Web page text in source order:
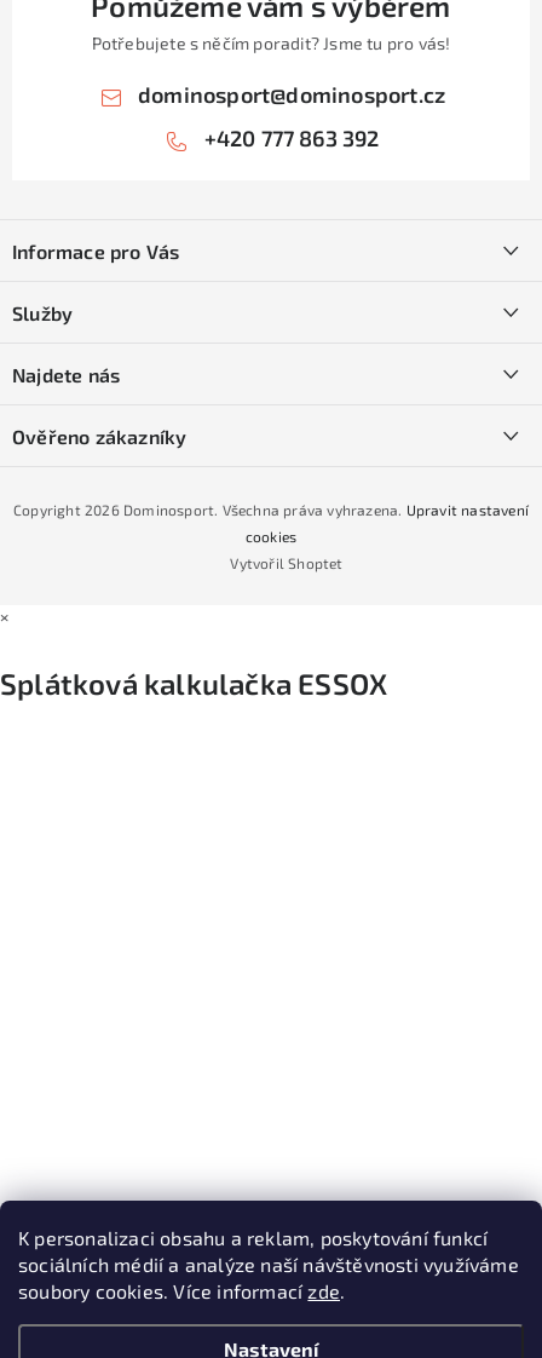
K personalizaci obsahu a reklam, poskytování funkcí
sociálních médií a analýze naší návštěvnosti využíváme
soubory cookies. Více informacízde.
Nastavení
Potřebujete s něčím poradit? Jsme tu pro vás!
dominosport@dominosport.cz
+420 777 863 392
pInformace pro Vás
Obchodní podmínky
Podmínky GDPR
Podmínky nákupu na splátky ESSOX
Služby
Naše prodejna
Najdete nás
Ověřeno zákazníky
Vytvořil Shoptet
Copyright 2026 Dominosport. Všechna práva vyhrazena. Upravit nastavení
cookies
×
Splátková kalkulačka ESSOX